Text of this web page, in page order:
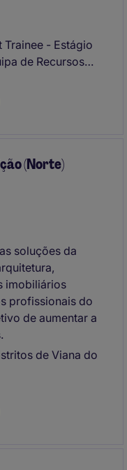
Trainee - Estágio
de Recursos
desenvolver
de
(Norte)
soluções da
imobiliários
profissionais do
de aumentar a
de Viana do